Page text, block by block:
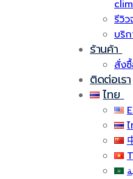
รีวิ
บริ
ร้านค้า
สั่งซื้
ติดต่อเรา
ไทย